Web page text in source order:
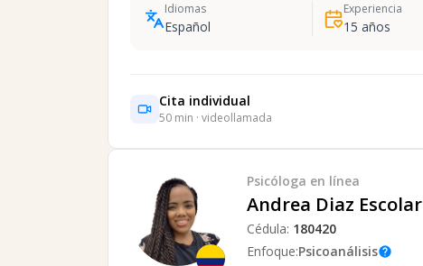
Idiomas
Español
Experiencia
15 años
Cita individual
50 min · videollamada
Psicóloga en línea
Andrea Diaz Escolar
Cédula: 180420
Enfoque:Psicoanálisishelp